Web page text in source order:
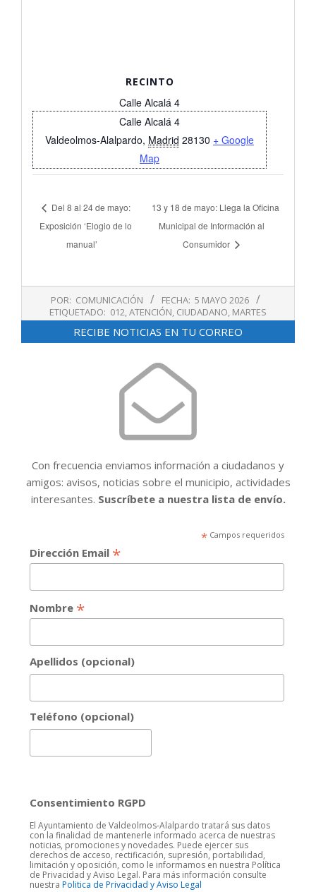
RECINTO
Calle Alcalá 4
Calle Alcalá 4
Valdeolmos-Alalpardo, Madrid 28130 + Google
Map
Del 8 al 24 de mayo:
Exposición ‘Elogio de lo
manual’
13 y 18 de mayo: Llega la Oficina
Municipal de Información al
Consumidor
05
POR: COMUNICACIÓN FECHA: 5 MAYO 2026
ETIQUETADO: 012,ATENCIÓN, CIUDADANO, MARTES
RECIBE NOTICIAS EN TU CORREO
Con frecuencia enviamos información a ciudadanos y
amigos: avisos, noticias sobre el municipio, actividades
interesantes. Suscríbete a nuestra lista de envío.
*Campos requeridos
Dirección Email *
Nombre *
Apellidos (opcional)
Teléfono (opcional)
Consentimiento RGPD
El Ayuntamiento de Valdeolmos-Alalpardo tratará sus datos
con la finalidad de mantenerle informado acerca de nuestras
noticias, promociones y novedades. Puede ejercer sus
derechos de acceso, rectificación, supresión, portabilidad,
limitación y oposición, como le informamos en nuestra Política
de Privacidad y Aviso Legal. Para más información consulte
nuestra Politica de Privacidad y Aviso Legal